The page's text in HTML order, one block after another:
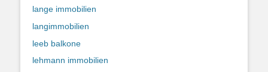
lange immobilien
langimmobilien
leeb balkone
lehmann immobilien